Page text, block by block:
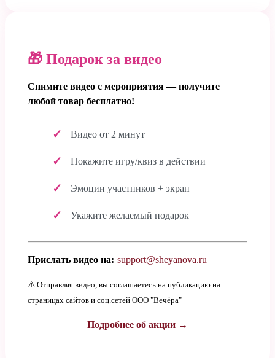
🎁 Подарок за видео
Снимите видео с мероприятия — получите
любой товар бесплатно!
Видео от 2 минут
Покажите игру/квиз в действии
Эмоции участников + экран
Укажите желаемый подарок
Прислать видео на: support@sheyanova.ru
⚠️ Отправляя видео, вы соглашаетесь на публикацию на
страницах сайтов и соц.сетей ООО "Вечёра"
Подробнее об акции →